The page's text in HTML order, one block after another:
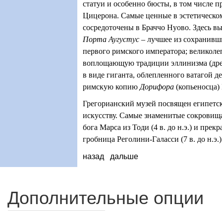
статуи и особенно бюсты, в том числе
Цицерона. Самые ценные в
сосредоточены в Браччо Нуово. Здесь
Порта Аугустус – лучшее из
первого римского императора;
воплощающую традиции эллинизма
в виде гиганта, облепленного ватагой
римскую копию Дорифора
Грегорианский музей посвящен
искусству. Самые знаменитые
бога Марса из Тоди (4 в. до н.э.) и
гробница Реголини-Галасси (7 в. до
назад дальше
Дополнительные опции